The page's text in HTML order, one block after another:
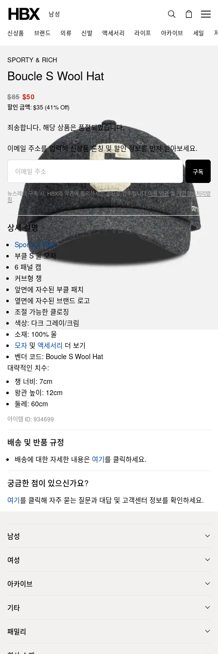
남성
신상품 브랜드 의류 신발 액세서리 라이프 아카이브 세일
SPORTY & RICH
Boucle S Wool Hat
$85 $50
할인 금액: $35 (41% Off)
죄송합니다, 해당 상품은 품절되었습니다.
이메일 주소를 입력해 신상품 론칭 및 할인 정보를 먼저 받아보세요.
구독
뉴스레터 구독 시, HBX의 약관에 동의하시는 것으로 간주됩니다.이용 약관및개인정보처리방
침
상세 설명
Sporty & Rich
부클 S 울 모자
6 패널 캡
커브형 챙
앞면에 자수된 부클 패치
옆면에 자수된 브랜드 로고
조절 가능한 클로징
색상: 다크 그레이/크림
소재: 100% 울
모자 및 액세서리 더 보기
벤더 코드: Boucle S Wool Hat
대략적인 치수:
챙 너비: 7cm
왕관 높이: 12cm
둘레: 60cm
아이템 ID: 934699
배송 및 반품 규정
배송에 대한 자세한 내용은 여기를 클릭하세요.
궁금한 점이 있으신가요?
여기를 클릭해 자주 묻는 질문과 대답 및 고객센터 정보를 확인하세요.
남성
여성
아카이브
기타
패밀리